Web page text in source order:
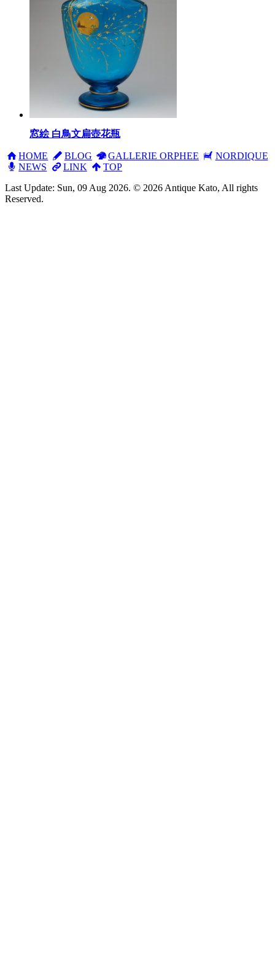
窓絵 白鳥文扁壺花瓶
HOME BLOG GALLERIE ORPHEE
NORDIQUE
NEWS
LINK
TOP
Last Update: Sun, 09 Aug 2026. © 2026 Antique Kato, All rights
Reserved.